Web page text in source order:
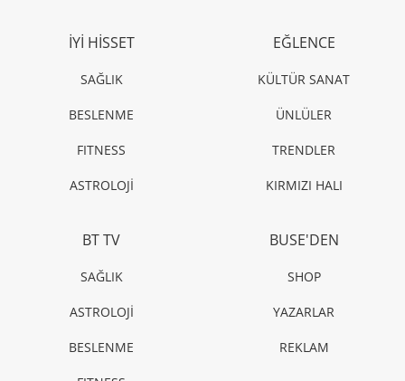
İYİ HİSSET
SAĞLIK
BESLENME
FITNESS
ASTROLOJİ
EĞLENCE
KÜLTÜR SANAT
ÜNLÜLER
TRENDLER
KIRMIZI HALI
BT TV
SAĞLIK
ASTROLOJİ
BESLENME
BUSE'DEN
SHOP
YAZARLAR
REKLAM